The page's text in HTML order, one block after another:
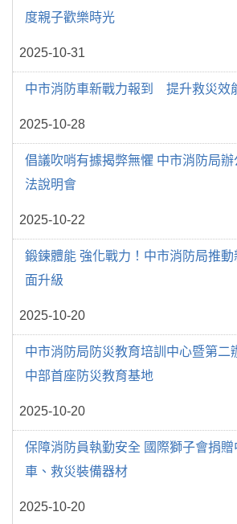
度親子歡樂時光
2025-10-31
中市消防車新戰力報到 提升救災效
2025-10-28
倡議吹哨有據揭弊無懼 中市消防局
法說明會
2025-10-22
鍛鍊體能 強化戰力！中市消防局推
面升級
2025-10-20
中市消防局防災教育培訓中心暨第二
中部首座防災教育基地
2025-10-20
保障消防員執勤安全 國際獅子會捐
車、救災裝備器材
2025-10-20